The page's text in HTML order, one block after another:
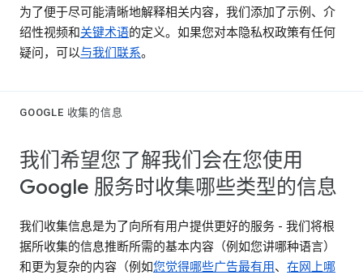
为了便于尽可能清晰地解释相关内容，我们添加了示例、介
绍性视频和关键术语的定义。如果您对本隐私权政策有任何
疑问，可以与我们联系。
GOOGLE 收集的信息
我们希望您了解我们会在您使用
Google 服务时收集哪些类型的信息
我们收集信息是为了向所有用户提供更好的服务 - 我们将根
据所收集的信息推断所需的基本内容（例如您讲哪种语言）
和更为复杂的内容（例如您觉得哪些广告最有用、 在网上哪